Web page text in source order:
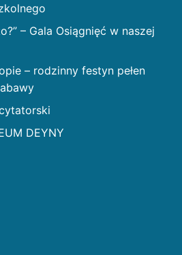
– Gala Osiągnięć w naszej
– rodzinny festyn pełen
DEYNY